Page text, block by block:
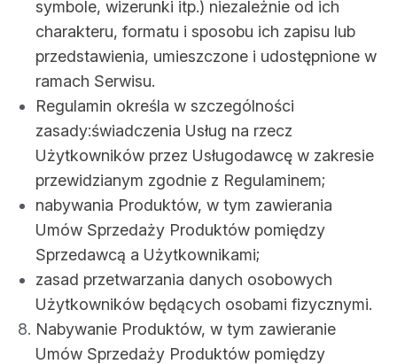
symbole, wizerunki itp.) niezależnie od ich
charakteru, formatu i sposobu ich zapisu lub
przedstawienia, umieszczone i udostępnione w
ramach Serwisu.
Regulamin określa w szczególności
zasady:świadczenia Usług na rzecz
Użytkowników przez Usługodawcę w zakresie
przewidzianym zgodnie z Regulaminem;
nabywania Produktów, w tym zawierania
Umów Sprzedaży Produktów pomiędzy
Sprzedawcą a Użytkownikami;
zasad przetwarzania danych osobowych
Użytkowników będących osobami fizycznymi.
Nabywanie Produktów, w tym zawieranie
Umów Sprzedaży Produktów pomiędzy